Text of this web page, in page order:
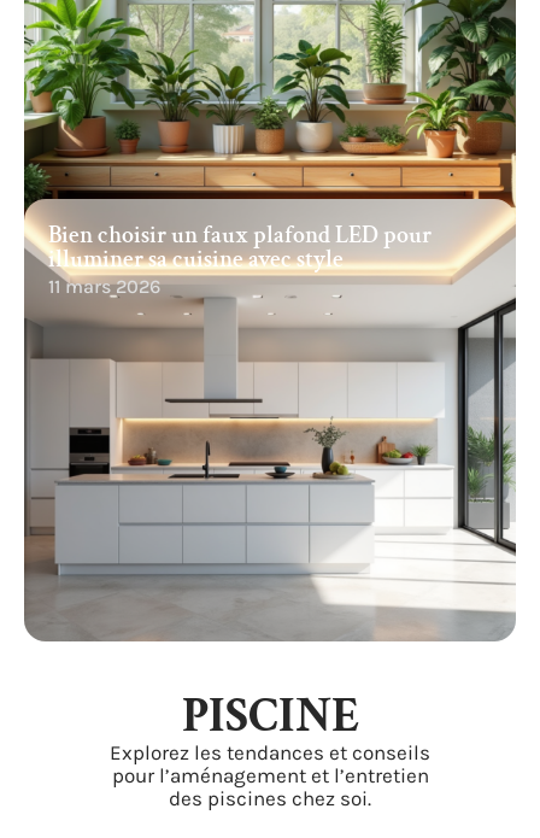
Bien choisir un faux plafond LED pour
illuminer sa cuisine avec style
11 mars 2026
PISCINE
Explorez les tendances et conseils
pour l’aménagement et l’entretien
des piscines chez soi.